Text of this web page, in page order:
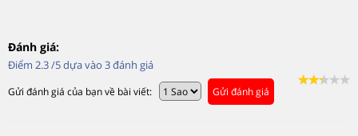
Đánh giá:
Điểm 2.3/5 dựa vào 3đánh giá
Gửi đánh giá của bạn về bài viết: Gửi đánh giá